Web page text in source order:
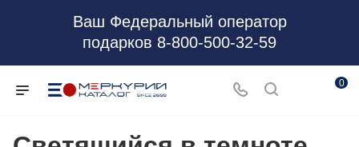
Ваш Федеральный оператор
подарков 8-800-500-32-59
0